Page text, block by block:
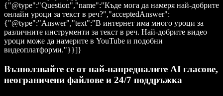
{"@type":"Question","name":"Къде мога да намеря най-добрите
онлайн уроци за текст в реч?","acceptedAnswer":
{"@type":"Answer","text":"В интернет има много уроци за
различните инструменти за текст в реч. Най-добрите видео
уроци може да намерите в YouTube и подобни
видеоплатформи."}}]}
Възползвайте се от най-напредналите AI гласове,
неограничени файлове и 24/7 поддръжка